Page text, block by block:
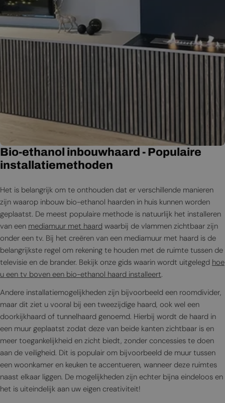
Bio-ethanol inbouwhaard - Populaire
installatiemethoden
Het is belangrijk om te onthouden dat er verschillende manieren
zijn waarop inbouw bio-ethanol haarden in huis kunnen worden
geplaatst. De meest populaire methode is natuurlijk het installeren
van een mediamuur met haard waarbij de vlammen zichtbaar zijn
onder een tv. Bij het creëren van een mediamuur met haard is de
belangrijkste regel om rekening te houden met de ruimte tussen de
televisie en de brander. Bekijk onze gids waarin wordt uitgelegd hoe
u een tv boven een bio-ethanol haard installeert.
Andere installatiemogelijkheden zijn bijvoorbeeld een roomdivider,
maar dit ziet u vooral bij een tweezijdige haard, ook wel een
doorkijkhaard of tunnelhaard genoemd. Hierbij wordt de haard in
een muur geplaatst zodat deze van beide kanten zichtbaar is en
meer toegankelijkheid en zicht biedt, zonder concessies te doen
aan de veiligheid. Dit is populair om bijvoorbeeld de muur tussen
een woonkamer en keuken te accentueren, wanneer deze ruimtes
naast elkaar liggen. De mogelijkheden zijn echter bijna eindeloos en
het is uiteindelijk aan uw eigen creativiteit!